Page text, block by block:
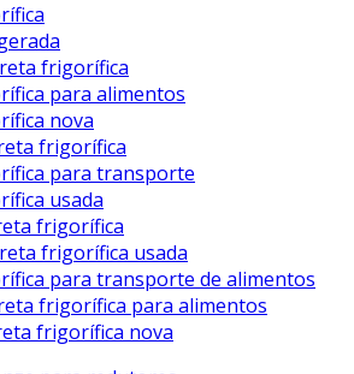
frigorífica
para alimentos
nova
frigorífica
para transporte
usada
frigorífica
frigorífica usada
para transporte de alimentos
frigorífica para alimentos
frigorífica nova